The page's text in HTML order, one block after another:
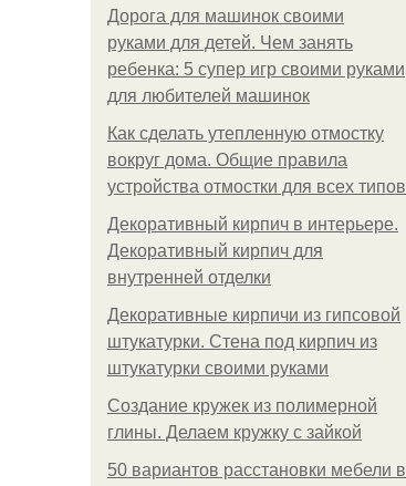
Дорога для машинок своими
руками для детей. Чем занять
ребенка: 5 супер игр своими руками
для любителей машинок
Как сделать утепленную отмостку
вокруг дома. Общие правила
устройства отмостки для всех типов
Декоративный кирпич в интерьере.
Декоративный кирпич для
внутренней отделки
Декоративные кирпичи из гипсовой
штукатурки. Стена под кирпич из
штукатурки своими руками
Создание кружек из полимерной
глины. Делаем кружку с зайкой
50 вариантов расстановки мебели в